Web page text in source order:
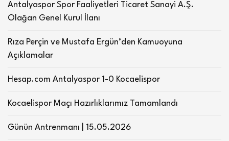
Antalyaspor Spor Faaliyetleri Ticaret Sanayi A.Ş.
Olağan Genel Kurul İlanı
Rıza Perçin ve Mustafa Ergün’den Kamuoyuna
Açıklamalar
Hesap.com Antalyaspor 1-0 Kocaelispor
Kocaelispor Maçı Hazırlıklarımız Tamamlandı
Günün Antrenmanı | 15.05.2026